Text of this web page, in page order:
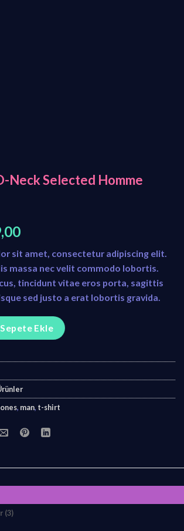
Neck Selected Homme
Ş
a
n
d
a
k
i
f
y
a
t
:
2
0
0
.
sit amet, consectetur adipiscing elit.
massa nec velit commodo lobortis.
tincidunt vitae eros porta, sagittis
sed justo a erat lobortis gravida.
Selected Homme adet
Sepete Ekle
, man, t-shirt
(3)